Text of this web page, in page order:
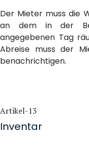
Der Mieter muss die
an dem in der
angegebenen Tag
Abreise muss der
benachrichtigen.
Artikel-13
Inventar